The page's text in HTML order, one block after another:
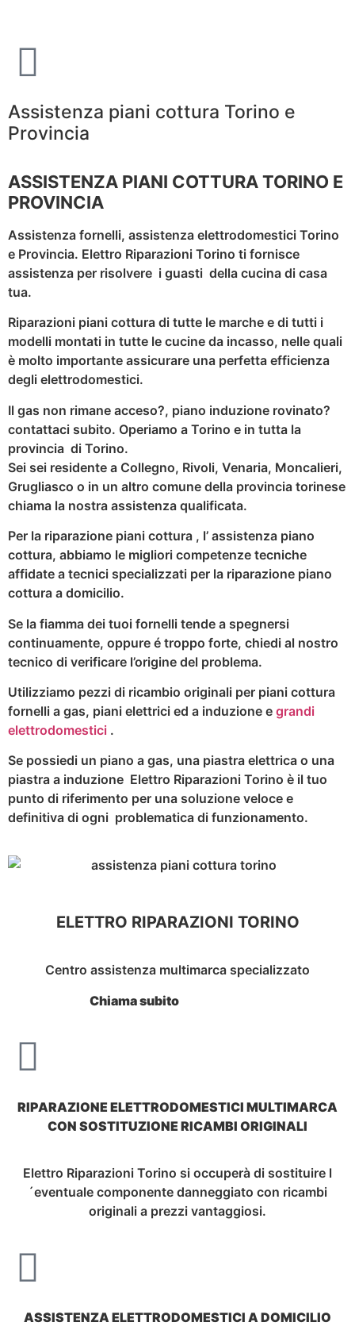
Assistenza piani cottura Torino e
Provincia
ASSISTENZA PIANI COTTURA TORINO E
PROVINCIA
Assistenza fornelli, assistenza elettrodomestici Torino
e Provincia. Elettro Riparazioni Torino ti fornisce
assistenza per risolvere i guasti della cucina di casa
tua.
Riparazioni piani cottura di tutte le marche e di tutti i
modelli montati in tutte le cucine da incasso, nelle quali
è molto importante assicurare una perfetta efficienza
degli elettrodomestici.
Il gas non rimane acceso?, piano induzione rovinato?
contattaci subito. Operiamo a Torino e in tutta la
provincia di Torino.
Sei sei residente a Collegno, Rivoli, Venaria, Moncalieri,
Grugliasco o in un altro comune della provincia torinese
chiama la nostra assistenza qualificata.
Per la riparazione piani cottura , l’ assistenza piano
cottura, abbiamo le migliori competenze tecniche
affidate a tecnici specializzati per la riparazione piano
cottura a domicilio.
Se la fiamma dei tuoi fornelli tende a spegnersi
continuamente, oppure é troppo forte, chiedi al nostro
tecnico di verificare l’origine del problema.
Utilizziamo pezzi di ricambio originali per piani cottura
fornelli a gas, piani elettrici ed a induzione e grandi
elettrodomestici .
Se possiedi un piano a gas, una piastra elettrica o una
piastra a induzione Elettro Riparazioni Torino è il tuo
punto di riferimento per una soluzione veloce e
definitiva di ogni problematica di funzionamento.
ELETTRO RIPARAZIONI TORINO
Centro assistenza multimarca specializzato
Chiama subito
RIPARAZIONE ELETTRODOMESTICI MULTIMARCA
CON SOSTITUZIONE RICAMBI ORIGINALI
Elettro Riparazioni Torino si occuperà di sostituire l
´eventuale componente danneggiato con ricambi
originali a prezzi vantaggiosi.
ASSISTENZA ELETTRODOMESTICI A DOMICILIO